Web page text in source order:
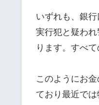
いずれも、銀
実行犯と疑わ
ります。すべ
このようにお
ており最近では